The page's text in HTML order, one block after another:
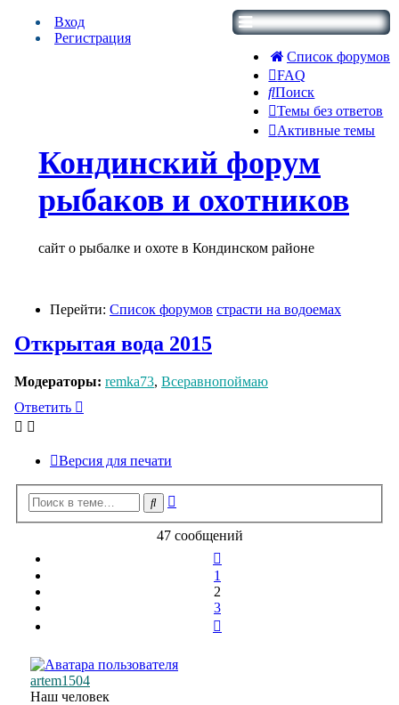
Список форумов
FAQ
Поиск
Темы без ответов
Активные темы
Вход
Регистрация
Кондинский форум
рыбаков и охотников
сайт о рыбалке и охоте в Кондинском районе
Перейти: Список форумов страсти на водоемах
Открытая вода 2015
Модераторы: remka73, Всеравнопоймаю
Ответить
Версия для печати
Поиск
47 сообщений
1
2
3
artem1504
Наш человек